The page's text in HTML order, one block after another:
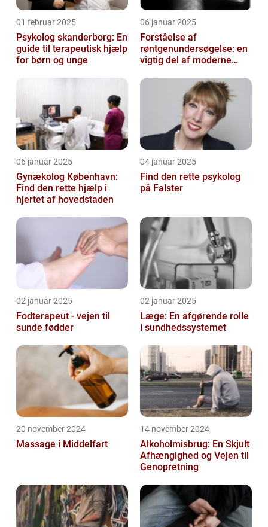
01 februar 2025
Psykolog skanderborg: En
guide til terapeutisk hjælp
for børn og unge
06 januar 2025
Forståelse af
røntgenundersøgelse: en
vigtig del af moderne
06 januar 2025
Gynækolog København:
Find den rette hjælp i
hjertet af hovedstaden
04 januar 2025
Find den rette psykolog
på Falster
02 januar 2025
Fodterapeut - vejen til
sunde fødder
02 januar 2025
Læge: En afgørende rolle
i sundhedssystemet
20 november 2024
Massage i Middelfart
14 november 2024
Alkoholmisbrug: En Skjult
Afhængighed og Vejen til
Genopretning